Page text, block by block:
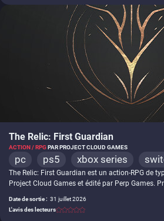
rivages, une jungle et des grottes volcaniques.
compétences propres à utiliser pour franchir des
missions et ramener les dinosaures auprès de
éléments de personnalisation et activités
l’exploration des différentes zones.
The Relic: First Guardian
ACTION / RPGPAR PROJECT CLOUD GAMES
pc ps5 xbox series
The Relic: First Guardian est un action-RPG de
Project Cloud Games et édité par Perp Games.
Gardien dont la mission est de retrouver les
seul artefact capable de refermer le Gouffre
Date de sortie : 31 juillet 2026
L'avis des lecteurs